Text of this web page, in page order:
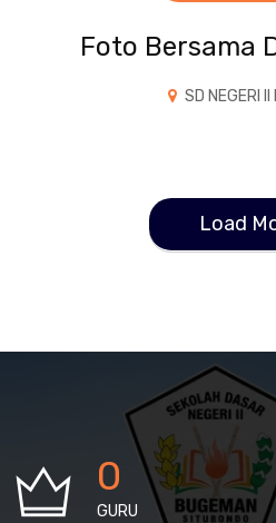
Foto Bersama
SD NEGERI II
Load
0
GURU